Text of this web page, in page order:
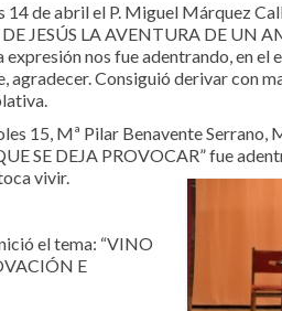
14 de abril el P. Miguel Márquez
DE JESÚS LA AVENTURA DE UN
expresión nos fue adentrando, en el
agradecer. Consiguió derivar con
15, Mª Pilar Benavente Serrano,
SE DEJA PROVOCAR” fue
vivir.
el tema: “VINO
E